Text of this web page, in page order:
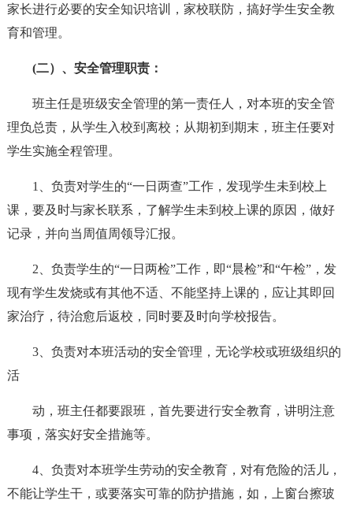
家长进行必要的安全知识培训，家校联防，搞好学生安全教
育和管理。
(二）、安全管理职责：
班主任是班级安全管理的第一责任人，对本班的安全管
理负总责，从学生入校到离校；从期初到期末，班主任要对
学生实施全程管理。
1、负责对学生的“一日两查”工作，发现学生未到校上
课，要及时与家长联系，了解学生未到校上课的原因，做好
记录，并向当周值周领导汇报。
2、负责学生的“一日两检”工作，即“晨检”和“午检”，发
现有学生发烧或有其他不适、不能坚持上课的，应让其即回
家治疗，待治愈后返校，同时要及时向学校报告。
3、负责对本班活动的安全管理，无论学校或班级组织的
活
动，班主任都要跟班，首先要进行安全教育，讲明注意
事项，落实好安全措施等。
4、负责对本班学生劳动的安全教育，对有危险的活儿，
不能让学生干，或要落实可靠的防护措施，如，上窗台擦玻